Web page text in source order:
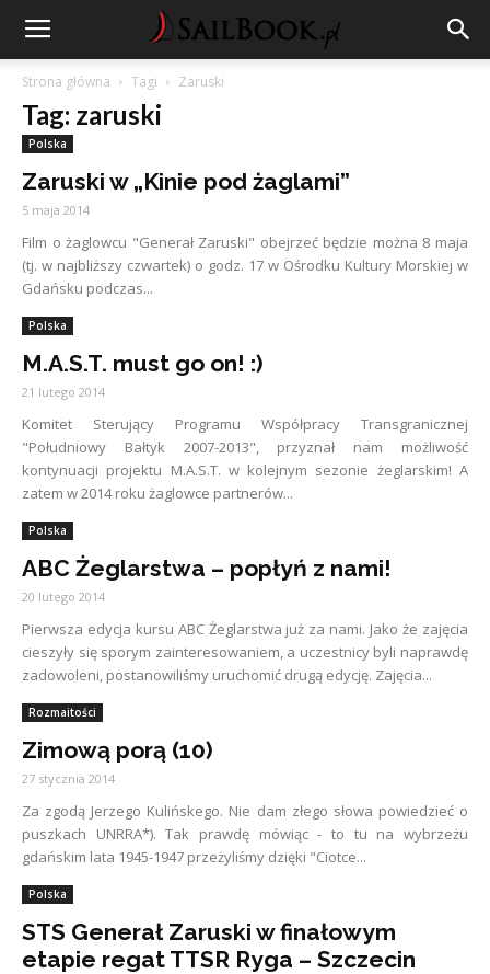
Strona główna Tagi Zaruski
Tag: zaruski
Polska
Zaruski w „Kinie pod żaglami”
5 maja 2014
Film o żaglowcu "Generał Zaruski" obejrzeć będzie można 8 maja
(tj. w najbliższy czwartek) o godz. 17 w Ośrodku Kultury Morskiej w
Gdańsku podczas...
Polska
M.A.S.T. must go on! :)
21 lutego 2014
Komitet Sterujący Programu Współpracy Transgranicznej
"Południowy Bałtyk 2007-2013", przyznał nam możliwość
kontynuacji projektu M.A.S.T. w kolejnym sezonie żeglarskim! A
zatem w 2014 roku żaglowce partnerów...
Polska
ABC Żeglarstwa – popłyń z nami!
20 lutego 2014
Pierwsza edycja kursu ABC Żeglarstwa już za nami. Jako że zajęcia
cieszyły się sporym zainteresowaniem, a uczestnicy byli naprawdę
zadowoleni, postanowiliśmy uruchomić drugą edycję. Zajęcia...
Rozmaitości
Zimową porą (10)
27 stycznia 2014
Za zgodą Jerzego Kulińskego. Nie dam złego słowa powiedzieć o
puszkach UNRRA*). Tak prawdę mówiąc - to tu na wybrzeżu
gdańskim lata 1945-1947 przeżyliśmy dzięki "Ciotce...
Polska
STS Generał Zaruski w finałowym
etapie regat TTSR Ryga – Szczecin